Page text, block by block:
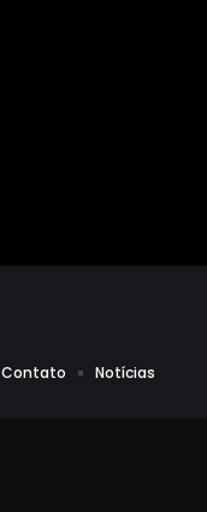
Contato Notícias